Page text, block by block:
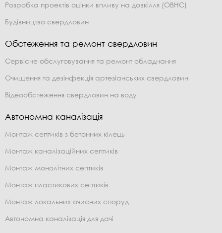
Розробка проектів оцінки впливу на довкілля (ОВНС)
Будівництво свердловин
Обстеження та ремонт свердловин
Сервісне обслуговування та ремонт обладнання
Очищення та дезінфекція артезіанських свердловин
Відеообстеження свердловин на воду
Автономна каналізація
Монтаж септиків з бетонних кілець
Монтаж каналізаційних септиків
Монтаж монолітних септиків
Монтаж пластикових септиків
Монтаж локальних очисних споруд
Автономна каналізація для дачі